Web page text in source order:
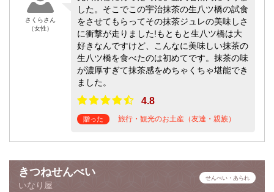
さくらさん
（女性）
した。そこでこの宇治抹茶の生八ツ橋の試食
をさせてもらってその抹茶ジュレの美味しさ
に衝撃が走りました!もともと生八ツ橋は大
好きなんですけど、こんなに美味しい抹茶の
生八ツ橋を食べたのは初めてです。抹茶の味
が濃厚すぎて抹茶感をめちゃくちゃ堪能でき
ました。
4.8
贈った 旅行・観光のお土産（友達・親族）
きつねせんべい
いなり屋
せんべい・あられ